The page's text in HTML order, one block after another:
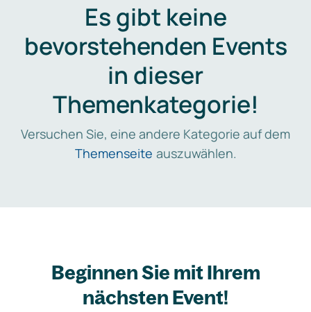
Es gibt keine
bevorstehenden Events
in dieser
Themenkategorie!
Versuchen Sie, eine andere Kategorie auf dem
Themenseite auszuwählen.
Beginnen Sie mit Ihrem
nächsten Event!